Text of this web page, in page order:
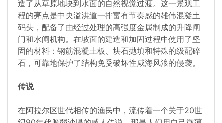
造了从草原地块到水面的自然视觉过渡。这一景观工
程的亮点是中央溢洪道一排富有节奏感的雄伟混凝土
码头，配备了由经过处理的高强度金属制成的升降闸
门和水闸机构。在坡面的建造和加固过程中使用了坚
固的材料：钢筋混凝土板、块石抛填和特殊的级配碎
石，可靠地保护了结构免受破坏性咸海风浪的侵袭。
传说
在阿拉尔区世代相传的渔民中，流传着一个关于20世